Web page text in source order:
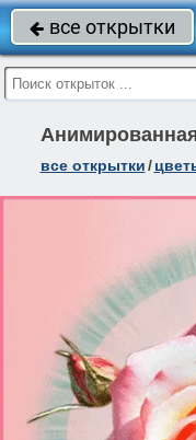
 все открытки
все открытки/